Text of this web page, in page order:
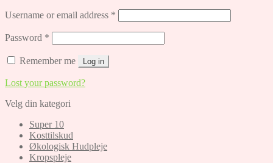
Username or email address *
Password *
Remember me Log in
Lost your password?
Velg din kategori
Super 10
Kosttilskud
Økologisk Hudpleje
Kropspleje